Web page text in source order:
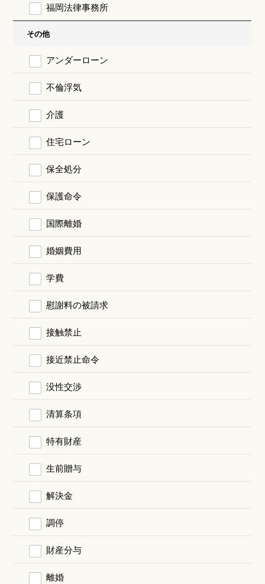
福岡法律事務所
その他
アンダーローン
不倫浮気
介護
住宅ローン
保全処分
保護命令
国際離婚
婚姻費用
学費
慰謝料の被請求
接触禁止
接近禁止命令
没性交渉
清算条項
特有財産
生前贈与
解決金
調停
財産分与
離婚